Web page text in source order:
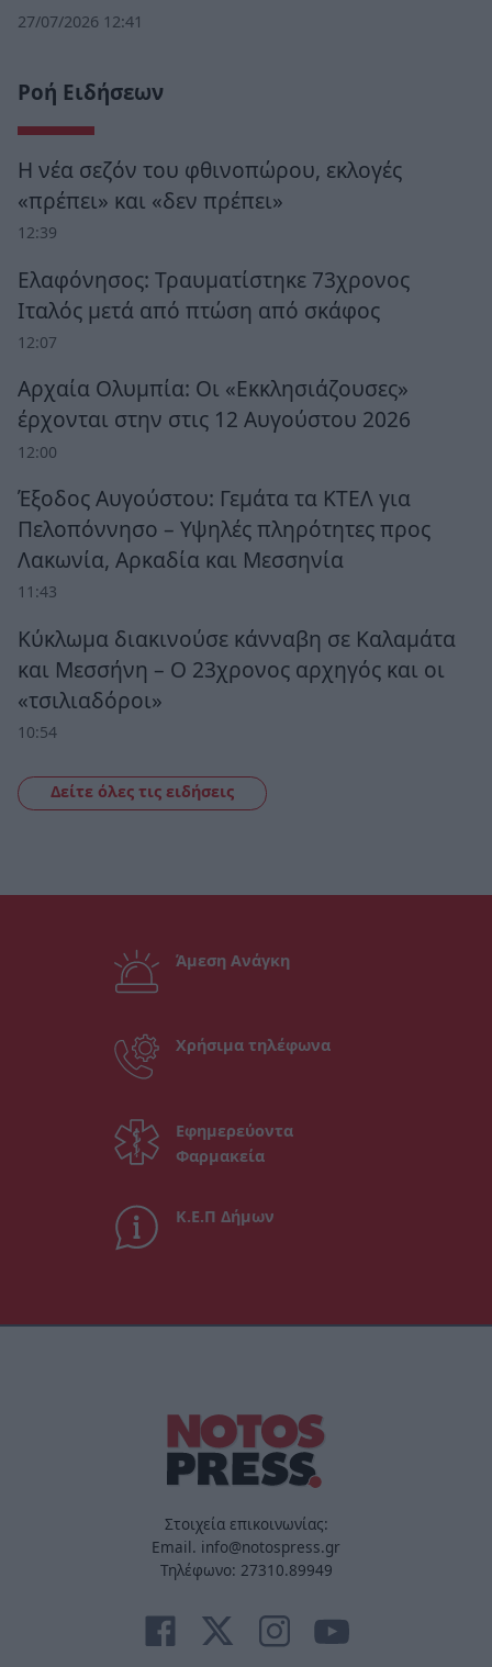
27/07/2026 12:41
Ροή Ειδήσεων
Η νέα σεζόν του φθινοπώρου, εκλογές
«πρέπει» και «δεν πρέπει»
12:39
Ελαφόνησος: Τραυματίστηκε 73χρονος
Ιταλός μετά από πτώση από σκάφος
12:07
Αρχαία Ολυμπία: Οι «Εκκλησιάζουσες»
έρχονται στην στις 12 Αυγούστου 2026
12:00
Έξοδος Αυγούστου: Γεμάτα τα ΚΤΕΛ για
Πελοπόννησο – Υψηλές πληρότητες προς
Λακωνία, Αρκαδία και Μεσσηνία
11:43
Κύκλωμα διακινούσε κάνναβη σε Καλαμάτα
και Μεσσήνη – Ο 23χρονος αρχηγός και οι
«τσιλιαδόροι»
10:54
Δείτε όλες τις ειδήσεις
Άμεση Ανάγκη
Χρήσιμα τηλέφωνα
Εφημερεύοντα
Φαρμακεία
Κ.Ε.Π Δήμων
Στοιχεία επικοινωνίας:
Email. info@notospress.gr
Τηλέφωνο: 27310.89949